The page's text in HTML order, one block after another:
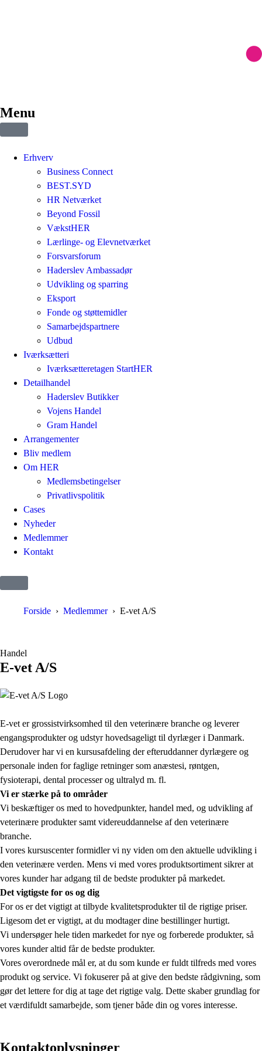
Menu
Erhverv
Business Connect
BEST.SYD
HR Netværket
Beyond Fossil
VækstHER
Lærlinge- og Elevnetværket
Forsvarsforum
Haderslev Ambassadør
Udvikling og sparring
Eksport
Fonde og støttemidler
Samarbejdspartnere
Udbud
Iværksætteri
Iværksætteretagen StartHER
Detailhandel
Haderslev Butikker
Vojens Handel
Gram Handel
Arrangementer
Bliv medlem
Om HER
Medlemsbetingelser
Privatlivspolitik
Cases
Nyheder
Medlemmer
Kontakt
Forside Medlemmer E-vet A/S
Handel
E-vet A/S
E-vet er grossistvirksomhed til den veterinære branche og leverer
engangsprodukter og udstyr hovedsageligt til dyrlæger i Danmark.
Derudover har vi en kursusafdeling der efteruddanner dyrlægere og
personale inden for faglige retninger som anæstesi, røntgen,
fysioterapi, dental processer og ultralyd m. fl.
Vi er stærke på to områder
Vi beskæftiger os med to hovedpunkter, handel med, og udvikling af
veterinære produkter samt videreuddannelse af den veterinære
branche.
I vores kursuscenter formidler vi ny viden om den aktuelle udvikling i
den veterinære verden. Mens vi med vores produktsortiment sikrer at
vores kunder har adgang til de bedste produkter på markedet.
Det vigtigste for os og dig
For os er det vigtigt at tilbyde kvalitetsprodukter til de rigtige priser.
Ligesom det er vigtigt, at du modtager dine bestillinger hurtigt.
Vi undersøger hele tiden markedet for nye og forberede produkter, så
vores kunder altid får de bedste produkter.
Vores overordnede mål er, at du som kunde er fuldt tilfreds med vores
produkt og service. Vi fokuserer på at give den bedste rådgivning, som
gør det lettere for dig at tage det rigtige valg. Dette skaber grundlag for
et værdifuldt samarbejde, som tjener både din og vores interesse.
Kontaktoplysninger